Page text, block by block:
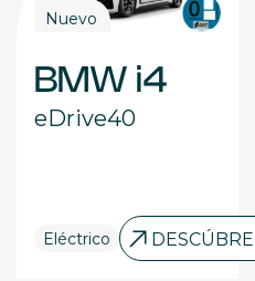
Nuevo
BMW i4
eDrive40
Eléctrico